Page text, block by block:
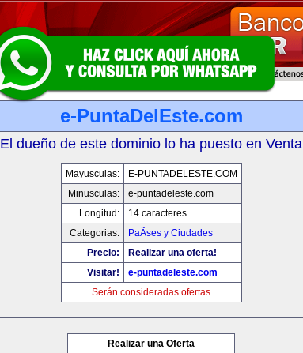
e-PuntaDelEste.com
El dueño de este dominio lo ha puesto en Venta
Mayusculas:
E-PUNTADELESTE.COM
Minusculas:
e-puntadeleste.com
Longitud:
14 caracteres
Categorias:
PaÃ­ses y Ciudades
Precio:
Realizar una oferta!
Visitar!
e-puntadeleste.com
Serán consideradas ofertas
Realizar una Oferta